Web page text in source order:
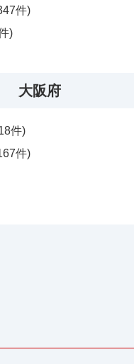
件)
)
大阪府
件)
件)